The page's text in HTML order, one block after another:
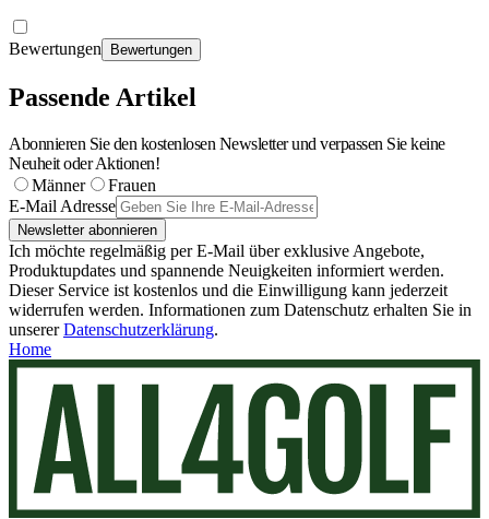
Bewertungen Bewertungen
Passende Artikel
Abonnieren Sie den kostenlosen Newsletter und verpassen Sie keine
Neuheit oder Aktionen!
Männer
Frauen
E-Mail Adresse
Newsletter abonnieren
Ich möchte regelmäßig per E-Mail über exklusive Angebote,
Produktupdates und spannende Neuigkeiten informiert werden.
Dieser Service ist kostenlos und die Einwilligung kann jederzeit
widerrufen werden. Informationen zum Datenschutz erhalten Sie in
unsererDatenschutzerklärung.
Home